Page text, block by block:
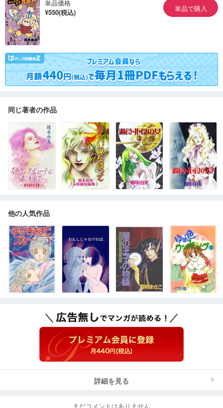
単品価格
¥550(税込)
単品で購入
同じ著者の作品
他の人気作品
詳細を見る
まだコメントはありません